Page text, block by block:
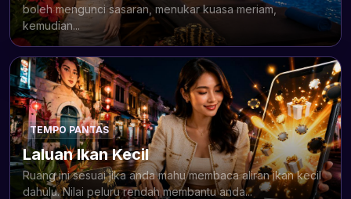
boleh mengunci sasaran, menukar kuasa meriam,
kemudian...
TEMPO PANTAS
Laluan Ikan Kecil
Ruang ini sesuai jika anda mahu membaca aliran ikan kecil
dahulu. Nilai peluru rendah membantu anda...